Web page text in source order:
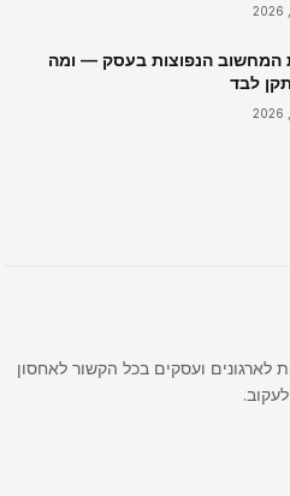
המחשוב הנפוצות בעסק — ומה
לבד
לארגונים ועסקים בכל הקשור לאחסון